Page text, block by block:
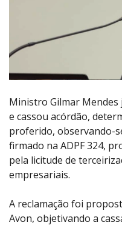
Ministro Gilmar
e cassou acórdão,
proferido, observando-
firmado na ADPF 324,
pela licitude de
empresariais.
A reclamação foi
Avon, objetivando a